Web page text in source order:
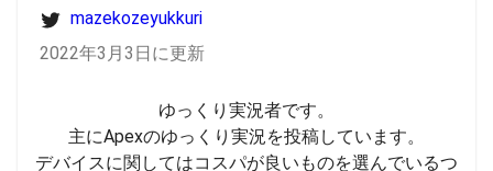
mazekozeyukkuri
2022年3月3日に更新
ゆっくり実況者です。
主にApexのゆっくり実況を投稿しています。
デバイスに関してはコスパが良いものを選んでいるつ